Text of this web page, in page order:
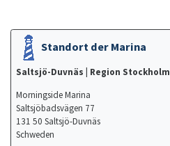
Standort der Marina
Saltsjö-Duvnäs | Region Stockholm
Morningside Marina
Saltsjöbadsvägen 77
131 50 Saltsjö-Duvnäs
Schweden